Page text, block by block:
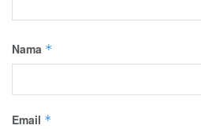
Nama *
Email *